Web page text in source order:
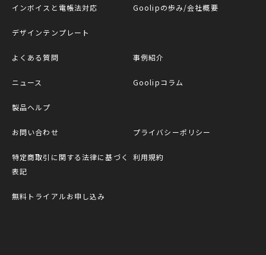
インボイスと電帳法対応 Goolipの歩み/会社概要
デザインテンプレート
よくある質問 事例紹介
ニュース Goolipコラム
製品ヘルプ
お問い合わせ プライバシーポリシー
特定商取引に関する法律に基づく
表記
利用規約
無料トライアルお申し込み